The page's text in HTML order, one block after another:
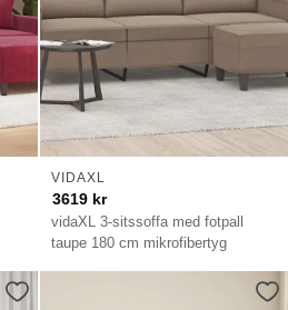
vidaXL 3-sitssoffa med fotpall
taupe 180 cm mikrofibertyg
VIDAXL
3619 kr